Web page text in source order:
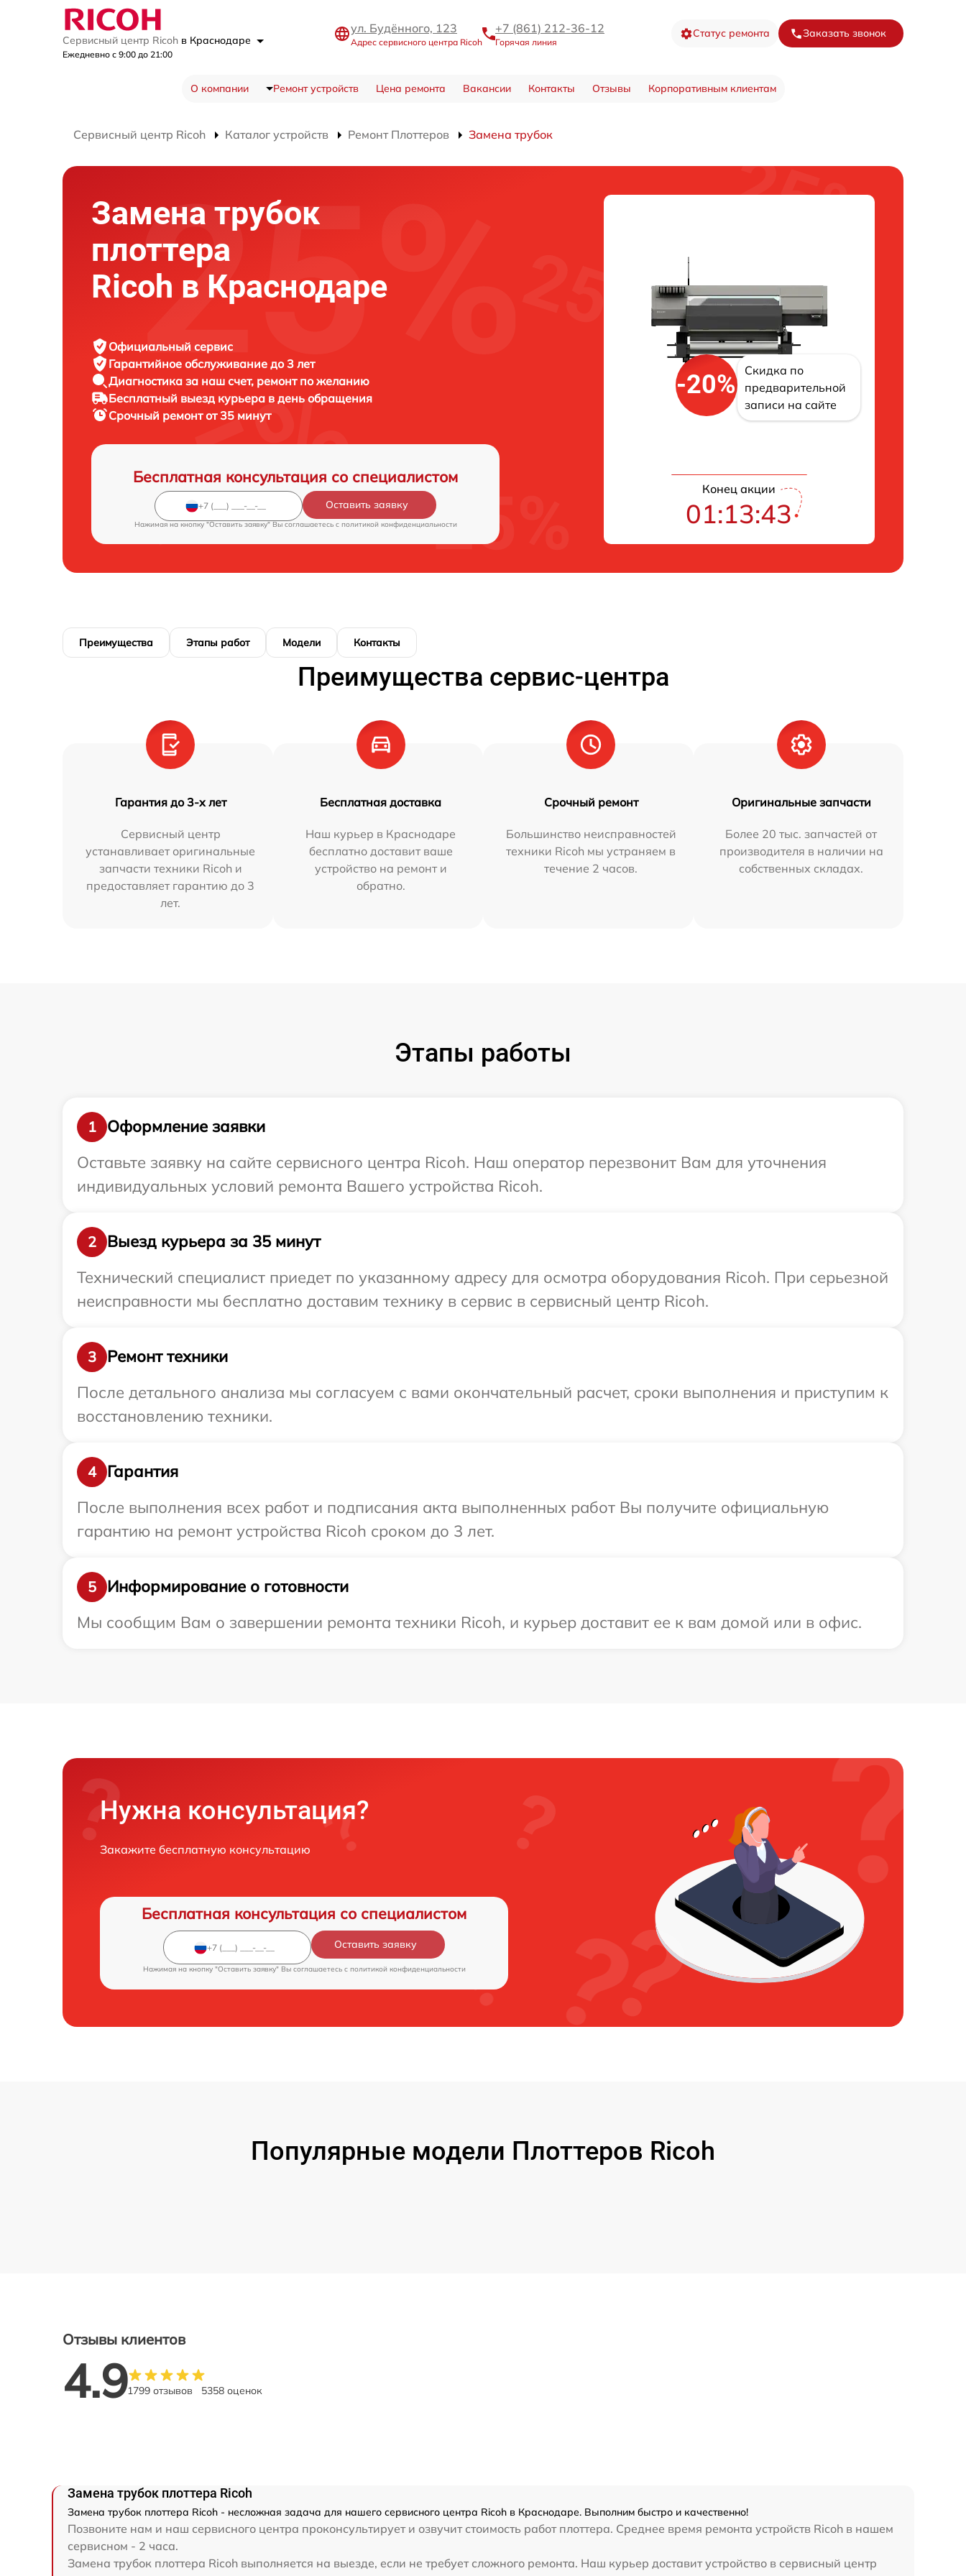
Сервисный центр Ricoh в Краснодаре
Ежедневно с 9:00 до 21:00
ул. Будённого, 123
Адрес сервисного центра Ricoh
+7 (861) 212-36-12
Горячая линия
Статус ремонта Заказать звонок
О компании Ремонт устройств Цена ремонта Вакансии Контакты Отзывы Корпоративным клиентам
Сервисный центр Ricoh Каталог устройств Ремонт Плоттеров Замена трубок
Замена трубок
плоттера
Ricoh в Краснодаре
Официальный сервис
Гарантийное обслуживание до 3 лет
Диагностика за наш счет, ремонт по желанию
Бесплатный выезд курьера в день обращения
Срочный ремонтот 35 минут
Бесплатная консультация со специалистом
Оставить заявку
Нажимая на кнопку "Оставить заявку" Вы соглашаетесь c политикой конфиденциальности
-20%
Скидка по
предварительной
записи на сайте
Конец акции
01:13:42
Преимущества Этапы работ Модели Контакты
Преимущества сервис-центра
Гарантия до 3-х лет
Сервисный центр
устанавливает оригинальные
запчасти техники Ricoh и
предоставляет гарантию до 3
лет.
Бесплатная доставка
Наш курьер в Краснодаре
бесплатно доставит ваше
устройство на ремонт и
обратно.
Срочный ремонт
Большинство неисправностей
техники Ricoh мы устраняем в
течение 2 часов.
Оригинальные запчасти
Более 20 тыс. запчастей от
производителя в наличии на
собственных складах.
Этапы работы
1
Оформление заявки
Оставьте заявку на сайте сервисного центра Ricoh. Наш оператор перезвонит Вам для уточнения
индивидуальных условий ремонта Вашего устройства Ricoh.
2
Выезд курьера за 35 минут
Технический специалист приедет по указанному адресу для осмотра оборудования Ricoh. При серьезной
неисправности мы бесплатно доставим технику в сервис в сервисный центр Ricoh.
3
Ремонт техники
После детального анализа мы согласуем с вами окончательный расчет, сроки выполнения и приступим к
восстановлению техники.
4
Гарантия
После выполнения всех работ и подписания акта выполненных работ Вы получите официальную
гарантию на ремонт устройства Ricoh сроком до 3 лет.
5
Информирование о готовности
Мы сообщим Вам о завершении ремонта техники Ricoh, и курьер доставит ее к вам домой или в офис.
Нужна консультация?
Закажите бесплатную консультацию
Бесплатная консультация со специалистом
Оставить заявку
Нажимая на кнопку "Оставить заявку" Вы соглашаетесь c политикой конфиденциальности
Популярные модели Плоттеров Ricoh
Отзывы клиентов
4.91799 отзывов 5358 оценок
Замена трубок плоттера Ricoh
Замена трубок плоттера Ricoh - несложная задача для нашего сервисного центра Ricoh в Краснодаре. Выполним быстро и качественно!
Позвоните нам и наш сервисного центра проконсультирует и озвучит стоимость работ плоттера. Среднее время ремонта устройств Ricoh в нашем
сервисном - 2 часа.
Замена трубок плоттера Ricoh выполняется на выезде, если не требует сложного ремонта. Наш курьер доставит устройство в сервисный центр